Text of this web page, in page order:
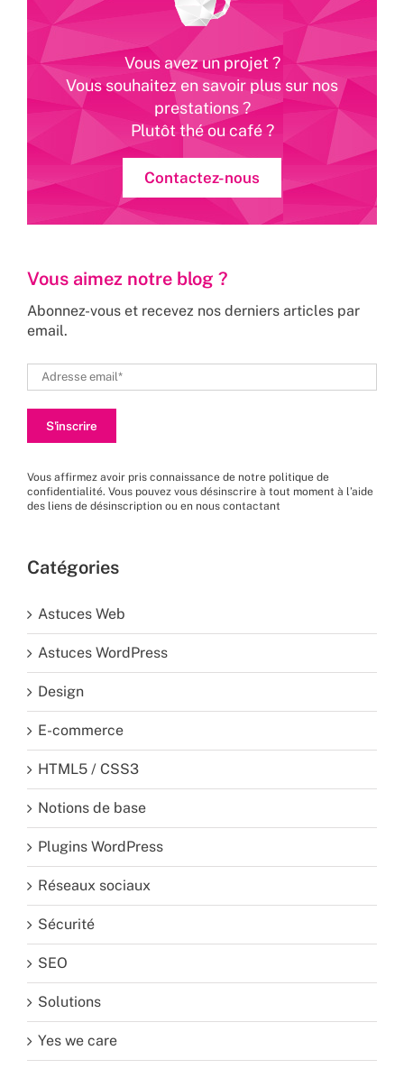
Vous avez un projet ?
Vous souhaitez en savoir plus sur nos
prestations ?
Plutôt thé ou café ?
Contactez-nous
Vous aimez notre blog ?
Abonnez-vous et recevez nos derniers articles par
email.
Vous affirmez avoir pris connaissance de notre politique de
confidentialité. Vous pouvez vous désinscrire à tout moment à l’aide
des liens de désinscription ou en nous contactant
Catégories
Astuces Web
Astuces WordPress
Design
E-commerce
HTML5 / CSS3
Notions de base
Plugins WordPress
Réseaux sociaux
Sécurité
SEO
Solutions
Yes we care